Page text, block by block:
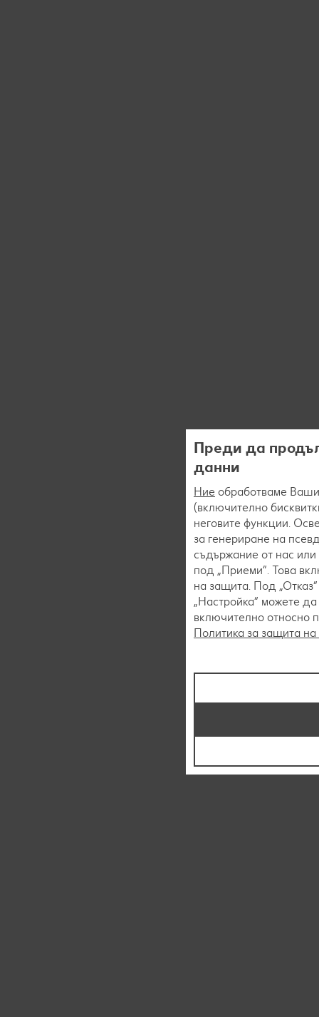
Преди да
данни
Ние обработваме
(включително
неговите функции.
за генериране на
съдържание от нас или
под „Приеми“. Това
на защита. Под
„Настройка“ можете
включително относно
Политика за защита